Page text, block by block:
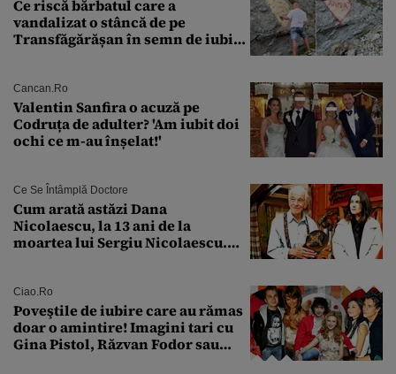
Ce riscă bărbatul care a
vandalizat o stâncă de pe
Transfăgărășan în semn de iubire
Cancan.ro
Valentin Sanfira o acuză pe
Codruța de adulter? 'Am iubit doi
ochi ce m-au înșelat!'
Ce Se Întâmplă Doctore
Cum arată astăzi Dana
Nicolaescu, la 13 ani de la
moartea lui Sergiu Nicolaescu.
Ciao.ro
Poveştile de iubire care au rămas
doar o amintire! Imagini tari cu
Gina Pistol, Răzvan Fodor sau